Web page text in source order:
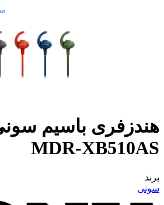
هندزفری باسیم
MDR-XB510AS
برند
سونی